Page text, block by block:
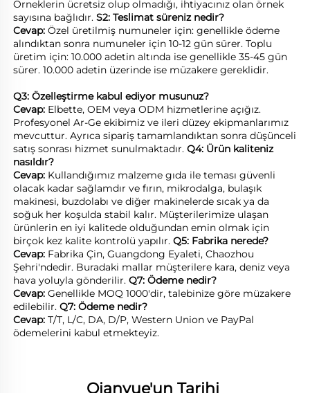
Örneklerin ücretsiz olup olmadığı, ihtiyacınız olan örnek
sayısına bağlıdır. S2: Teslimat süreniz nedir?
Cevap: Özel üretilmiş numuneler için: genellikle ödeme
alındıktan sonra numuneler için 10-12 gün sürer. Toplu
üretim için: 10.000 adetin altında ise genellikle 35-45 gün
sürer. 10.000 adetin üzerinde ise müzakere gereklidir.
Q3: Özelleştirme kabul ediyor musunuz?
Cevap: Elbette, OEM veya ODM hizmetlerine açığız.
Profesyonel Ar-Ge ekibimiz ve ileri düzey ekipmanlarımız
mevcuttur. Ayrıca sipariş tamamlandıktan sonra düşünceli
satış sonrası hizmet sunulmaktadır. Q4: Ürün kaliteniz
nasıldır?
Cevap: Kullandığımız malzeme gıda ile teması güvenli
olacak kadar sağlamdır ve fırın, mikrodalga, bulaşık
makinesi, buzdolabı ve diğer makinelerde sıcak ya da
soğuk her koşulda stabil kalır. Müşterilerimize ulaşan
ürünlerin en iyi kalitede olduğundan emin olmak için
birçok kez kalite kontrolü yapılır. Q5: Fabrika nerede?
Cevap: Fabrika Çin, Guangdong Eyaleti, Chaozhou
Şehri'ndedir. Buradaki mallar müşterilere kara, deniz veya
hava yoluyla gönderilir. Q7: Ödeme nedir?
Cevap: Genellikle MOQ 1000'dir, talebinize göre müzakere
edilebilir. Q7: Ödeme nedir?
Cevap: T/T, L/C, DA, D/P, Western Union ve PayPal
ödemelerini kabul etmekteyiz.
Qianyue'un Tarihi